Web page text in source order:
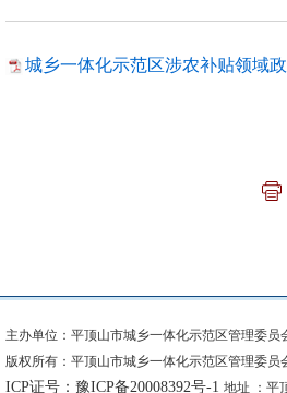
城乡一体化示范区涉农补贴领域
主办单位：平顶山市城乡一体化示范区管理委员
版权所有：平顶山市城乡一体化示范区管理委员
ICP证号：豫ICP备20008392号-1 地址 ：平